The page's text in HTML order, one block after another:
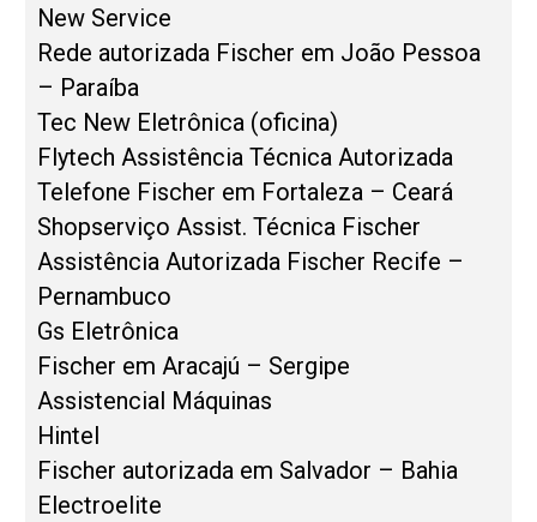
New Service
Rede autorizada Fischer em João Pessoa
– Paraíba
Tec New Eletrônica (oficina)
Flytech Assistência Técnica Autorizada
Telefone Fischer em Fortaleza – Ceará
Shopserviço Assist. Técnica Fischer
Assistência Autorizada Fischer Recife –
Pernambuco
Gs Eletrônica
Fischer em Aracajú – Sergipe
Assistencial Máquinas
Hintel
Fischer autorizada em Salvador – Bahia
Electroelite